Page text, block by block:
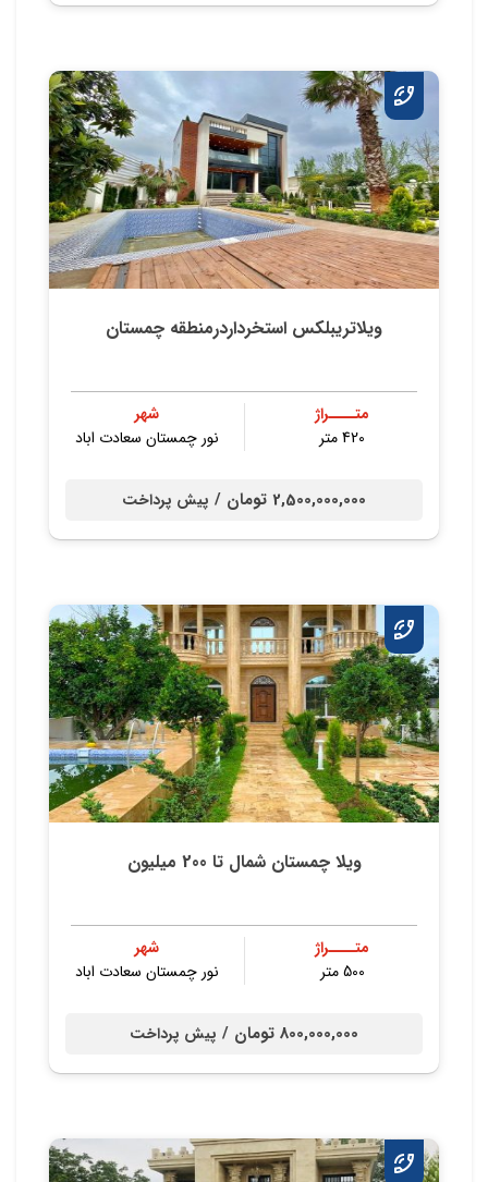
ویلاتریبلکس استخرداردرمنطقه چمستان
متــــراژ
420 متر
شهر
نور چمستان سعادت اباد
2,500,000,000 تومان / پیش پرداخت
ویلا چمستان شمال تا 200 میلیون
متــــراژ
500 متر
شهر
نور چمستان سعادت اباد
800,000,000 تومان / پیش پرداخت